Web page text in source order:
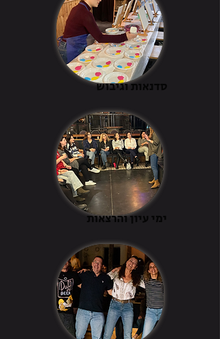
סדנאות וגיבוש
ימי עיון והרצאות